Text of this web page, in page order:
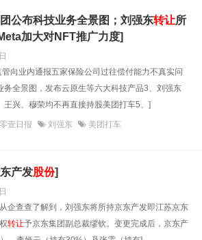
公布科技业务全景图；刘强东转让所
加大对NFT推广力度]
向业内通报五家保险公司过往偿付能力不真实问
务全景图，发布云原生等六大科技产品3、刘强东
王兴、穆荣均不再直接持股美团打车5、]
零壹日报 刘强东 美团打车
产发股份]
企查查了解到，刘强东将所持京东产发即江苏京东
转让予京东集团副总裁缪钦。变更完成后，京东产